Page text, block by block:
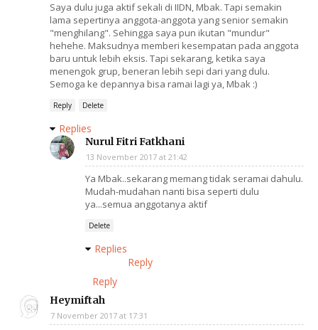
Saya dulu juga aktif sekali di IIDN, Mbak. Tapi semakin
lama sepertinya anggota-anggota yang senior semakin
"menghilang". Sehingga saya pun ikutan "mundur"
hehehe. Maksudnya memberi kesempatan pada anggota
baru untuk lebih eksis. Tapi sekarang, ketika saya
menengok grup, beneran lebih sepi dari yang dulu.
Semoga ke depannya bisa ramai lagi ya, Mbak :)
Reply Delete
Replies
Nurul Fitri Fatkhani
13 November 2017 at 21:42
Ya Mbak..sekarang memang tidak seramai dahulu.
Mudah-mudahan nanti bisa seperti dulu
ya...semua anggotanya aktif
Delete
Replies
Reply
Reply
Heymiftah
7 November 2017 at 17:31